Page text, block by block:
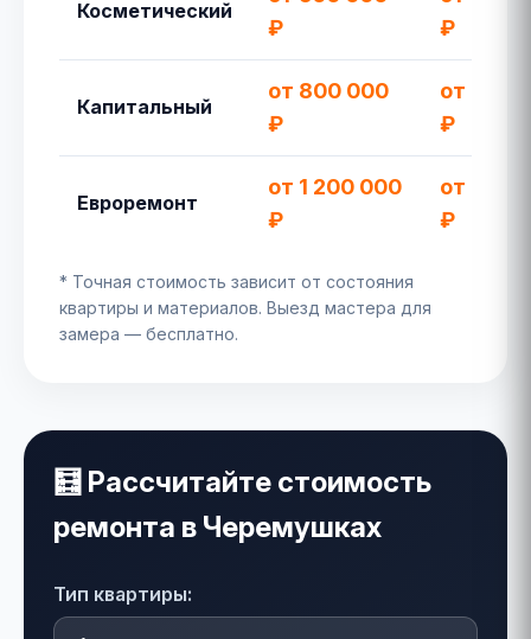
Косметический
₽
₽
Капитальный
от 800 000
₽
от 1
₽
Евроремонт
от 1 200 000
₽
от 1
₽
* Точная стоимость зависит от состояния
квартиры и материалов. Выезд мастера для
замера — бесплатно.
🧮 Рассчитайте стоимость
ремонта в Черемушках
Тип квартиры: